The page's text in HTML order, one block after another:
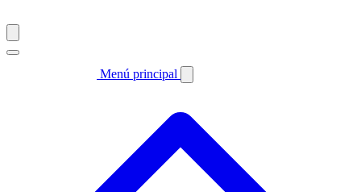
Menú principal